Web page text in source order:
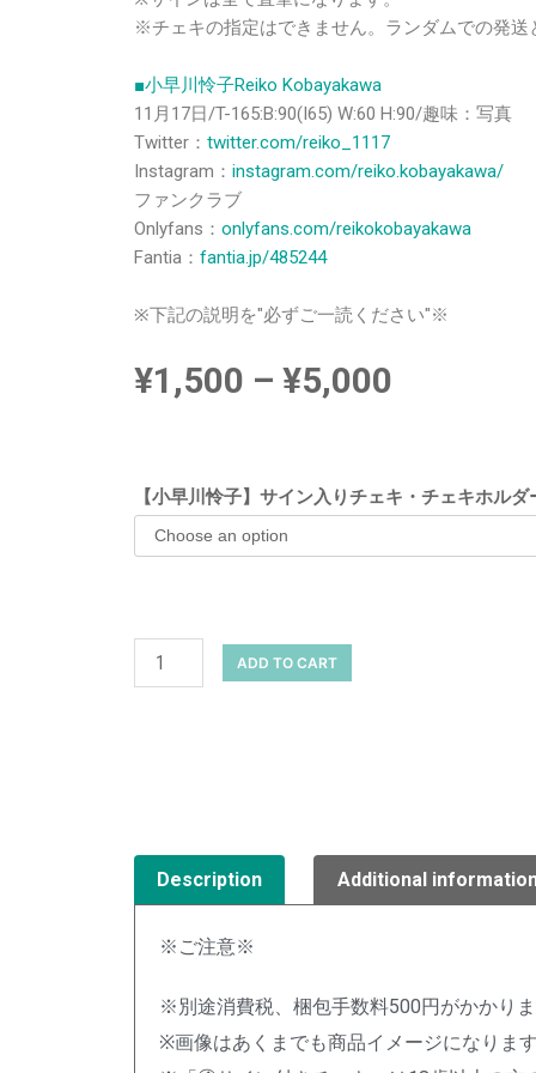
※チェキの指定はできません。ランダムでの発送
■小早川怜子Reiko Kobayakawa
11月17日/T-165:B:90(I65) W:60 H:90/趣味：写真
Twitter： twitter.com/reiko_1117
Instagram： instagram.com/reiko.kobayakawa/
ファンクラブ
Onlyfans： onlyfans.com/reikokobayakawa
Fantia： fantia.jp/485244
※下記の説明を"必ずご一読ください"※
¥1,500 – ¥5,000
【小早川怜子】サイン入りチェキ・チェキホルダ
ADD TO CART
Description Additional
※ご注意※
※別途消費税、梱包手数料500円がかかりま
※画像はあくまでも商品イメージになります